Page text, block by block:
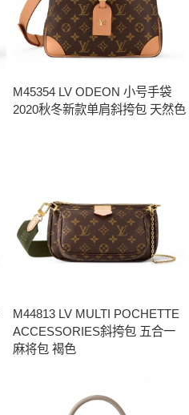
M45354 LV ODEON 小号手袋
2020秋冬新款单肩斜挎包 天然色
M44813 LV MULTI POCHETTE
ACCESSORIES斜挎包 五合一
麻将包 褐色